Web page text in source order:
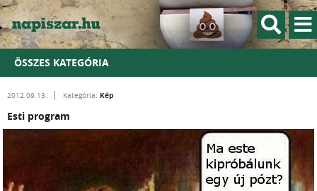
ÖSSZES KATEGÓRIA
2012.09.13. Kategória: Kép
Esti program